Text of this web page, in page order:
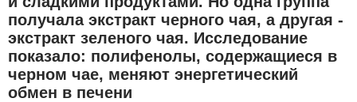
получала экстракт черного чая, а другая -
экстракт зеленого чая. Исследование
показало: полифенолы, содержащиеся в
черном чае, меняют энергетический
обмен в печени